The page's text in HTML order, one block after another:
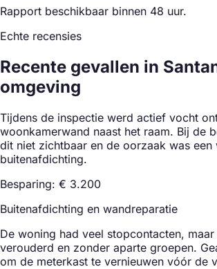
Rapport beschikbaar binnen 48 uur.
Echte recensies
Recente gevallen in
omgeving
Tijdens de inspectie werd actief vocht
woonkamerwand naast het raam. Bij de
dit niet zichtbaar en de oorzaak was een
buitenafdichting.
Besparing: € 3.200
Buitenafdichting en wandreparatie
De woning had veel stopcontacten,
verouderd en zonder aparte groepen.
om de meterkast te vernieuwen vóór de